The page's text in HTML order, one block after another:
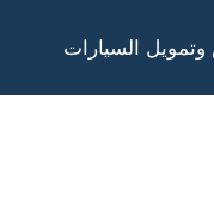
السيارات